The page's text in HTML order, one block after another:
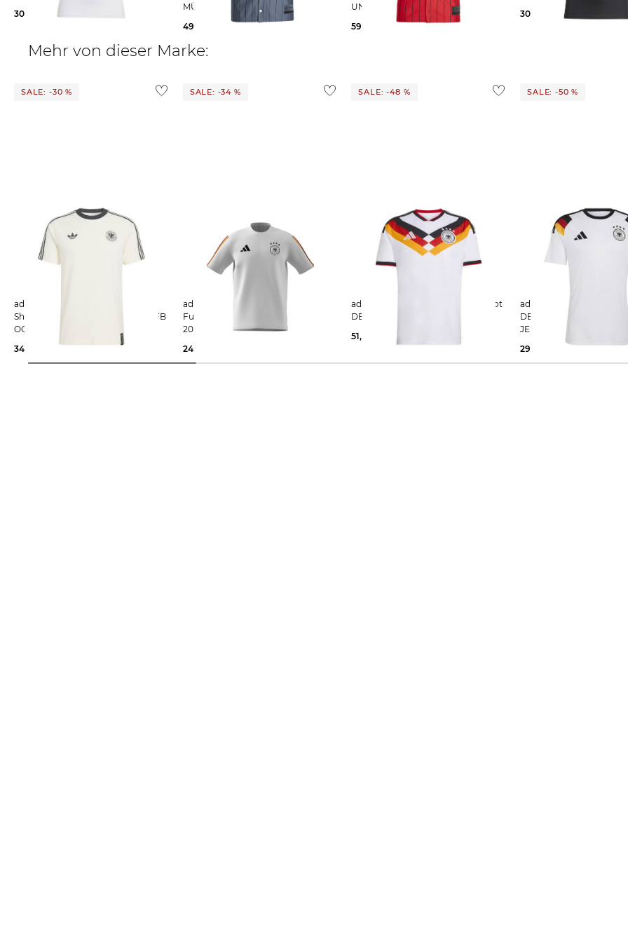
30,00 €
35,00 €
MÜNCHEN US SHIRT
49,99 €
80,00 €
UNITED US PACK SHIRT
59,99 €
80,00 €
30,00 €
35,00 €
Mehr von dieser Marke:
SALE: -30 %
adidas Performance | Herren T-
Shirt DEUTSCHLAND WM 2026 DFB
OG TEE
34,95 €
SALE: -34 %
adidas Performance | Herren
Fußballshirt DEUTSCHLAND WM
2026 DFB DNA
24,99 €
SALE: -48 %
adidas Performance | Fußballtrikot
DEUTSCHLAND WM 2026 HOME
51,77 €
SALE: -50 %
adidas Performance | Fußballtrikot
DEUTSCHLAND WM 2026
JERSEY HOME
29,99 €